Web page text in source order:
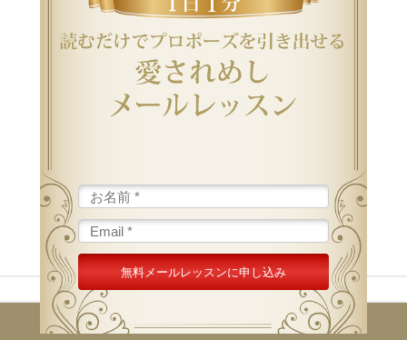
無料体験レッスンのご案内